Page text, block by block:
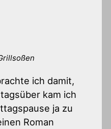
ich damit,
kam ich
ja zu
Roman